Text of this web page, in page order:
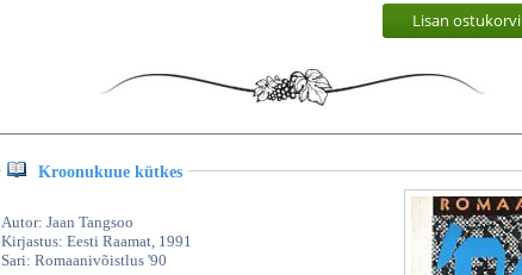
Lisan ostukorvi
Kroonukuue kütkes
Autor: Jaan Tangsoo
Kirjastus: Eesti Raamat, 1991
Sari: Romaanivõistlus '90